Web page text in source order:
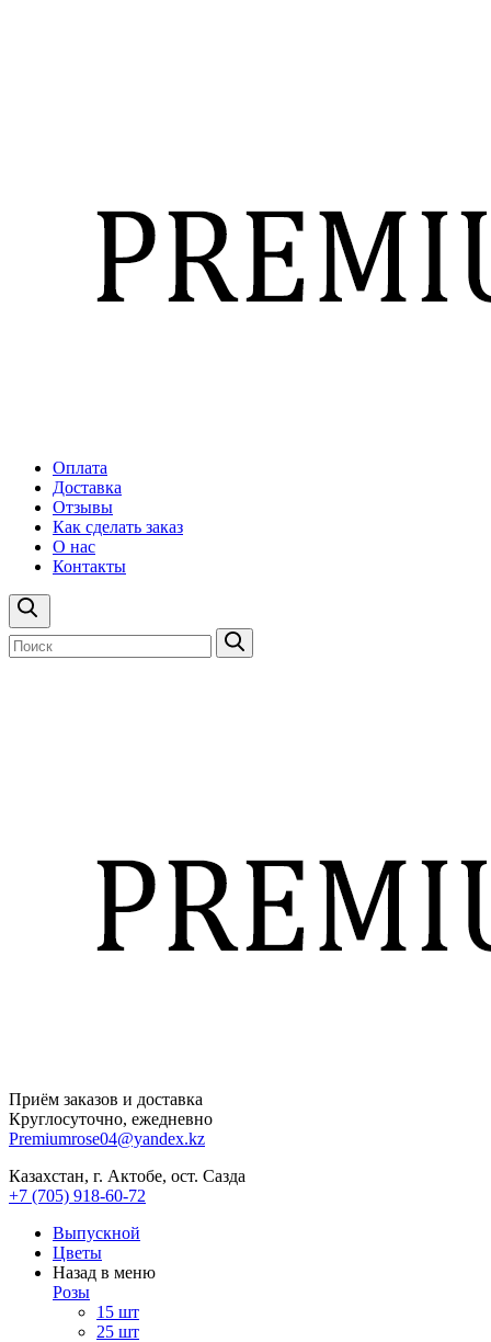
Оплата
Доставка
Отзывы
Как сделать заказ
О нас
Контакты
Приём заказов и доставка
Круглосуточно, ежедневно
Premiumrose04@yandex.kz
Казахстан, г. Актобе, ост. Сазда
+7 (705) 918-60-72
Выпускной
Цветы
Назад в меню
Розы
15 шт
25 шт